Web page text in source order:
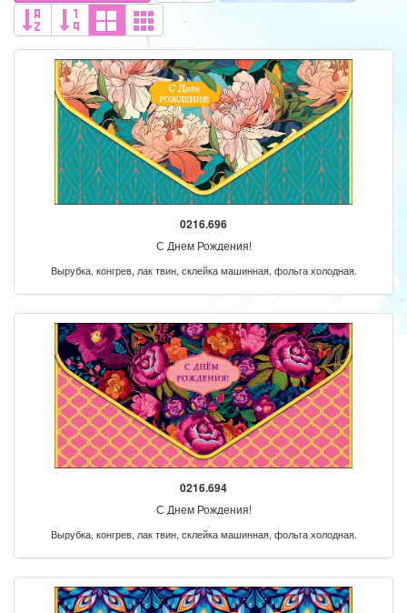
0216.696
С Днем Рождения!
Вырубка, конгрев, лак твин, склейка машинная, фольга холодная.
0216.694
С Днем Рождения!
Вырубка, конгрев, лак твин, склейка машинная, фольга холодная.